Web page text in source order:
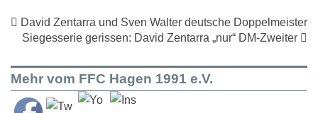
David Zentarra und Sven Walter deutsche Doppelmeister
Siegesserie gerissen: David Zentarra „nur“ DM-Zweiter
Mehr vom FFC Hagen 1991 e.V.